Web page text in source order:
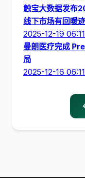
触宝大数据发布
线下市场有回暖
2025-12-19
曼朗医疗完成
局
2025-12-16